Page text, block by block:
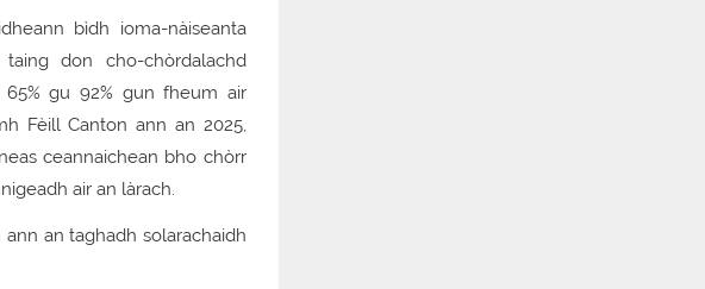
bìdh ioma-nàiseanta
don cho-chòrdalachd
gu 92% gun fheum air
Fèill Canton ann an 2025,
ceannaichean bho chòrr
air an làrach.